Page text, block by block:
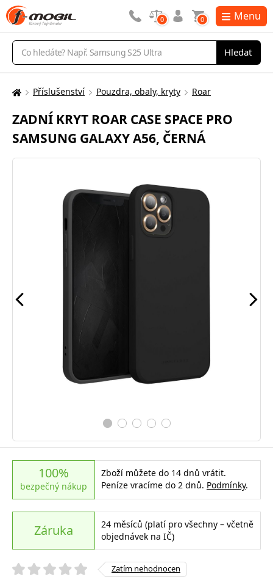
Vyhledávání
Hledat
0 0 Menu
Zde
nacházíte:
Příslušenství Pouzdra, obaly, kryty Roar
ZADNÍ KRYT ROAR CASE SPACE PRO
SAMSUNG GALAXY A56, ČERNÁ
100%
bezpečný nákup
Zboží můžete do 14 dnů vrátit.
Peníze vracíme do 2 dnů. Podmínky.
Záruka
24 měsíců (platí pro všechny – včetně
objednávek na IČ)
Zatím nehodnocen